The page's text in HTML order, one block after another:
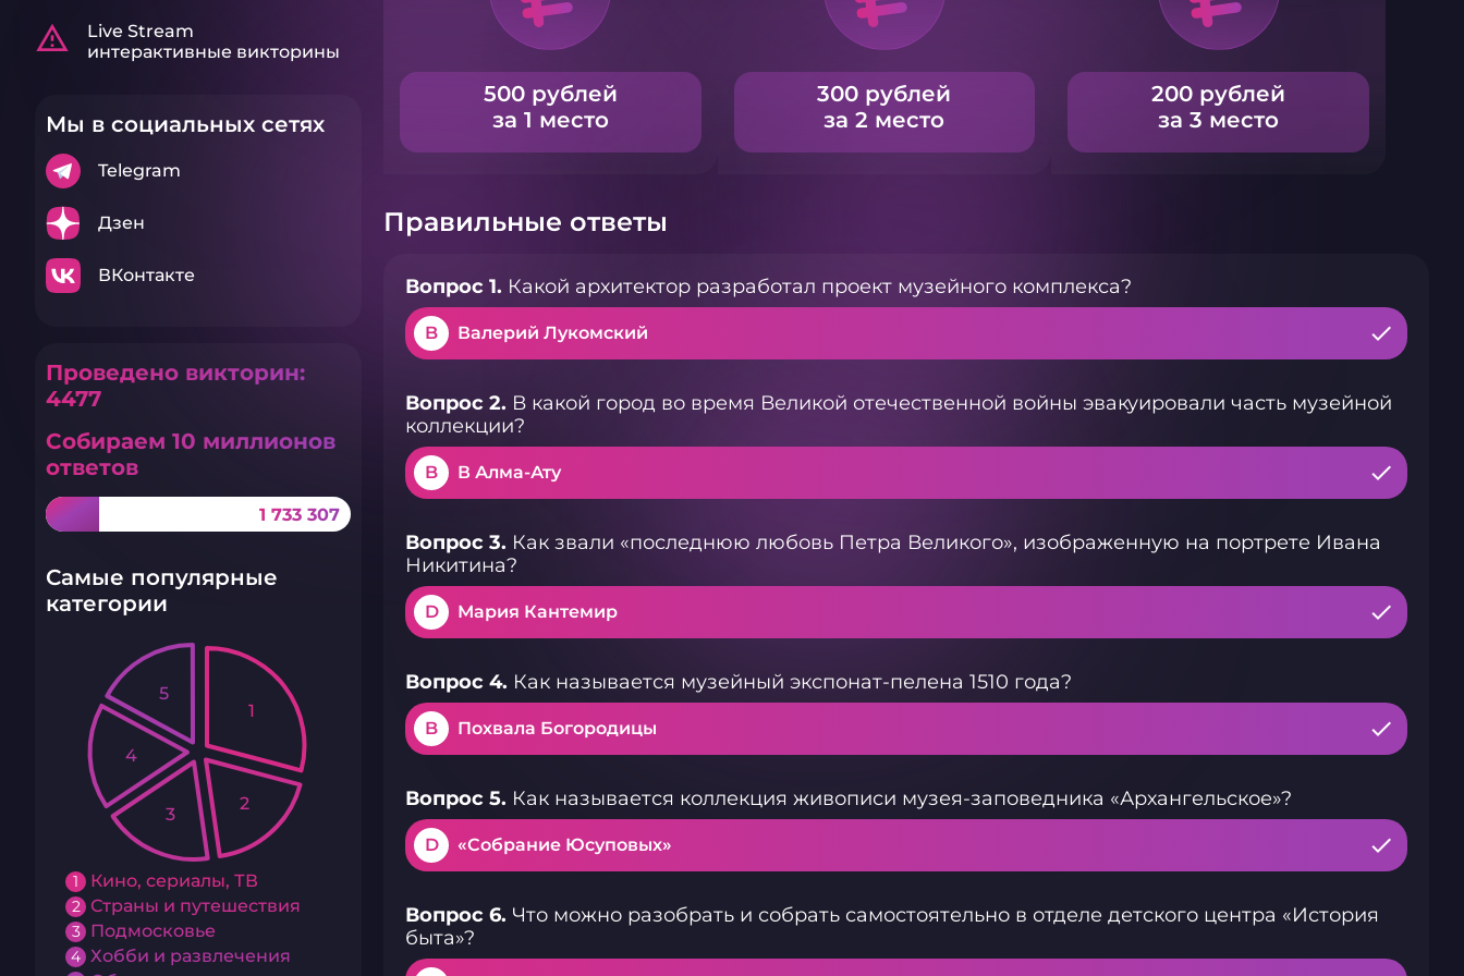
warning_amber
Live Stream
интерактивные викторины
Мы в социальных сетях
Telegram
Дзен
ВКонтакте
Проведено викторин:
4477
Собираем 10 миллионов
ответов
1 733 307
Самые популярные
категории
1 Кино, сериалы, ТВ
2 Страны и путешествия
3 Подмосковье
4 Хобби и развлечения
1
2
3
4
5
500 рублей
за 1 место
300 рублей
за 2 место
200 рублей
за 3 место
Правильные ответы
Вопрос 1. Какой архитектор разработал проект музейного комплекса?
B Валерий Лукомский
Вопрос 2. В какой город во время Великой отечественной войны эвакуировали часть музейной
коллекции?
B В Алма-Ату
Вопрос 3. Как звали «последнюю любовь Петра Великого», изображенную на портрете Ивана
Никитина?
D Мария Кантемир
Вопрос 4. Как называется музейный экспонат-пелена 1510 года?
B Похвала Богородицы
Вопрос 5. Как называется коллекция живописи музея-заповедника «Архангельское»?
D «Собрание Юсуповых»
Вопрос 6. Что можно разобрать и собрать самостоятельно в отделе детского центра «История
быта»?